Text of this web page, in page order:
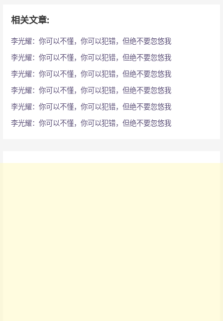
相关文章:
李光耀：你可以不懂，你可以犯错，但绝不要忽悠我
李光耀：你可以不懂，你可以犯错，但绝不要忽悠我
李光耀：你可以不懂，你可以犯错，但绝不要忽悠我
李光耀：你可以不懂，你可以犯错，但绝不要忽悠我
李光耀：你可以不懂，你可以犯错，但绝不要忽悠我
李光耀：你可以不懂，你可以犯错，但绝不要忽悠我